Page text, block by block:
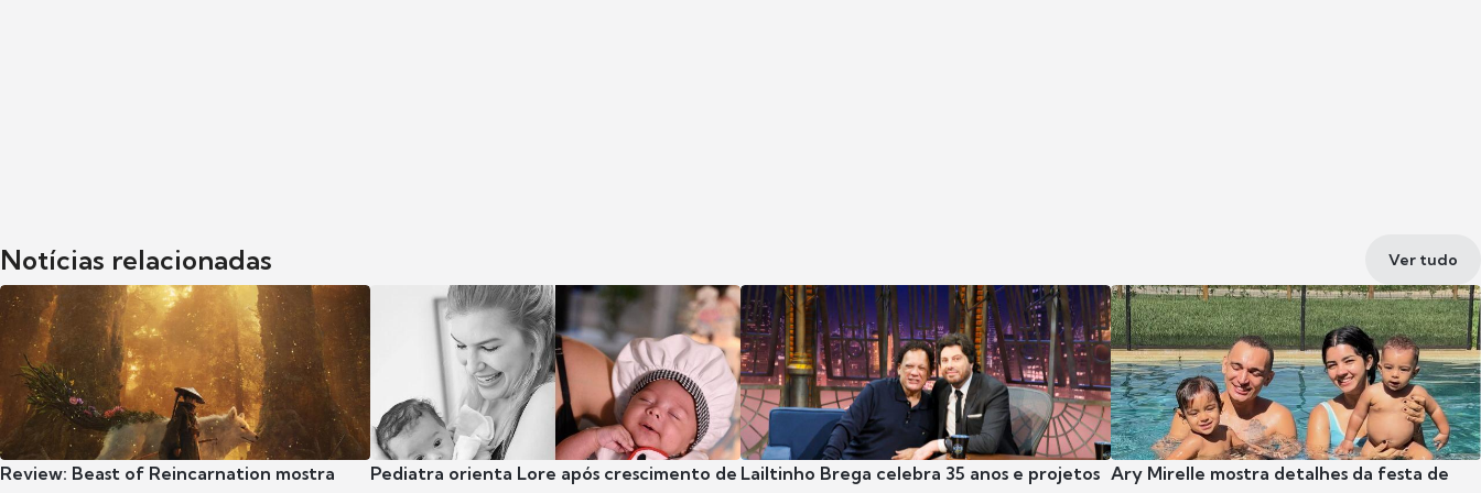
Notícias relacionadas Ver tudo
Review: Beast of Reincarnation mostra
Pediatra orienta Lore após crescimento de Lailtinho Brega celebra 35 anos e projetos Ary Mirelle mostra detalhes da festa de